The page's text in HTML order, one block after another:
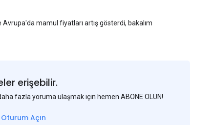
mamul fiyatları artış gösterdi, bakalım
erişebilir.
fazla yoruma ulaşmak için hemen ABONE OLUN!
Oturum Açın